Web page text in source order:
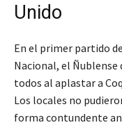
Unido
En el primer partido
Nacional, el
todos al aplastar a
Los locales no
forma contundente